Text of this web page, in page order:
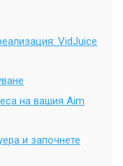
VidJuice
на вашия Aim
и започнете